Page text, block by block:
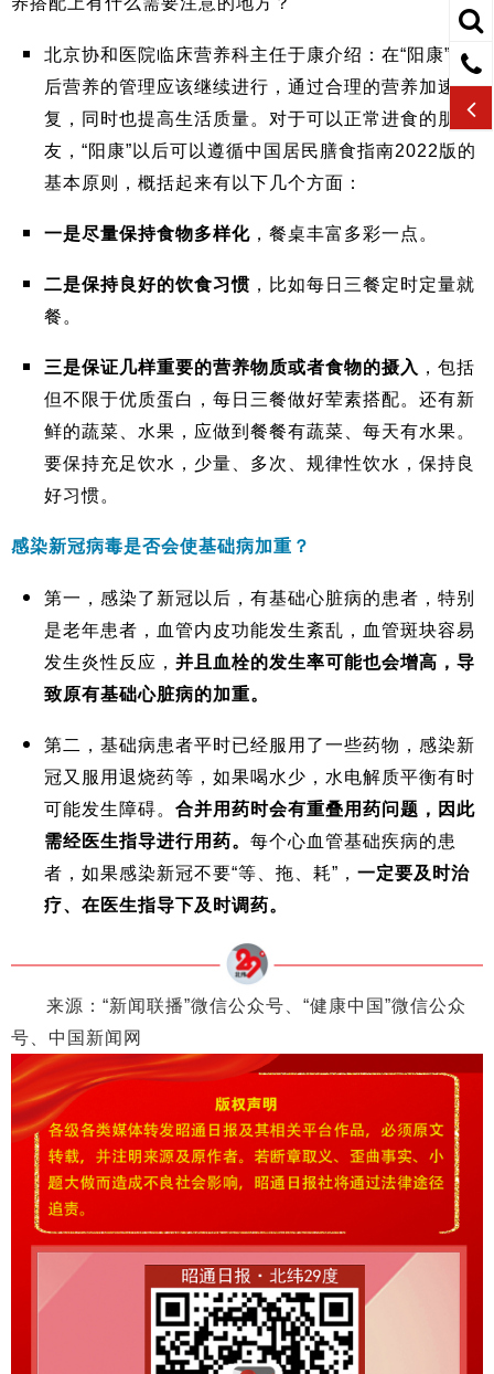
北京协和医院临床营养科主任于康介绍：在“阳康”之
后营养的管理应该继续进行，通过合理的营养加速康
复，同时也提高生活质量。对于可以正常进食的朋
友，“阳康”以后可以遵循中国居民膳食指南2022版的
基本原则，概括起来有以下几个方面：
一是尽量保持食物多样化 ，餐桌丰富多彩一点。
二是保持良好的饮食习惯 ，比如每日三餐定时定量就
餐。
三是保证几样重要的营养物质或者食物的摄入 ，包括
但不限于优质蛋白，每日三餐做好荤素搭配。还有新
鲜的蔬菜、水果，应做到餐餐有蔬菜、每天有水果。
要保持充足饮水，少量、多次、规律性饮水，保持良
好习惯。
感染新冠病毒是否会使基础病加重？
第一，感染了新冠以后，有基础心脏病的患者，特别
是老年患者，血管内皮功能发生紊乱，血管斑块容易
发生炎性反应， 并且血栓的发生率可能也会增高，导
致原有基础心脏病的加重。
第二，基础病患者平时已经服用了一些药物，感染新
冠又服用退烧药等，如果喝水少，水电解质平衡有时
可能发生障碍。 合并用药时会有重叠用药问题，因此
需经医生指导进行用药。 每个心血管基础疾病的患
者，如果感染新冠不要“等、拖、耗”， 一定要及时治
疗、在医生指导下及时调药。
来源：“新闻联播”微信公众号、“健康中国 ”微信公众
号、中国新闻网